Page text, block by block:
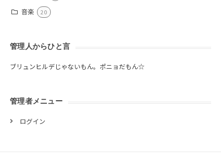
音楽 20
管理人からひと言
ブリュンヒルデじゃないもん。ポニョだもん☆
管理者メニュー
ログイン